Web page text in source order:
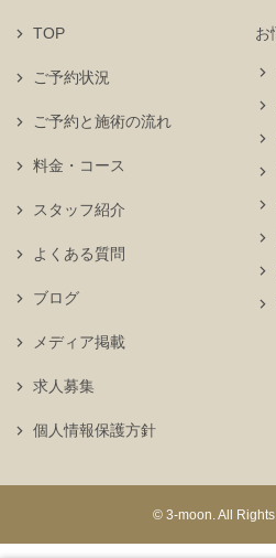
TOP
ご予約状況
お
ご予約と施術の流れ
料金・コース
スタッフ紹介
よくある質問
ブログ
メディア掲載
求人募集
個人情報保護方針
© 3-moon. All Rights